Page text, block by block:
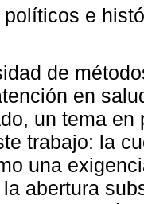
e
de
en
un tema
trabajo: la
una
abertura